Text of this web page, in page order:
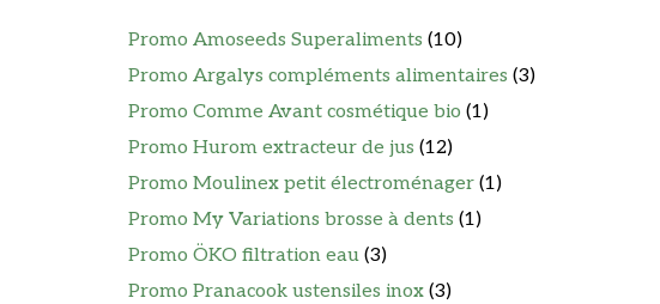
Promo Amoseeds Superaliments (10)
Promo Argalys compléments alimentaires (3)
Promo Comme Avant cosmétique bio (1)
Promo Hurom extracteur de jus (12)
Promo Moulinex petit électroménager (1)
Promo My Variations brosse à dents (1)
Promo ÖKO filtration eau (3)
Promo Pranacook ustensiles inox (3)